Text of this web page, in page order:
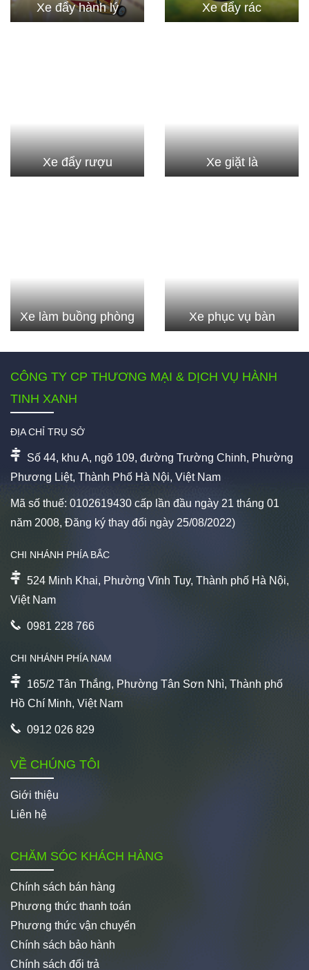
Xe đẩy hành lý Xe đẩy rác
Xe đẩy rượu Xe giặt là
Xe làm buồng phòng Xe phục vụ bàn
CÔNG TY CP THƯƠNG MẠI & DỊCH VỤ HÀNH
TINH XANH
ĐỊA CHỈ TRỤ SỞ
Số 44, khu A, ngõ 109, đường Trường Chinh, Phường
Phương Liệt, Thành Phố Hà Nội, Việt Nam
Mã số thuế: 0102619430 cấp lần đầu ngày 21 tháng 01
năm 2008, Đăng ký thay đổi ngày 25/08/2022)
CHI NHÁNH PHÍA BẮC
524 Minh Khai, Phường Vĩnh Tuy, Thành phố Hà Nội,
Việt Nam
0981 228 766
CHI NHÁNH PHÍA NAM
165/2 Tân Thắng, Phường Tân Sơn Nhì, Thành phố
Hồ Chí Minh, Việt Nam
0912 026 829
VỀ CHÚNG TÔI
Giới thiệu
Liên hệ
CHĂM SÓC KHÁCH HÀNG
Chính sách bán hàng
Phương thức thanh toán
Phương thức vận chuyển
Chính sách bảo hành
Chính sách đổi trả